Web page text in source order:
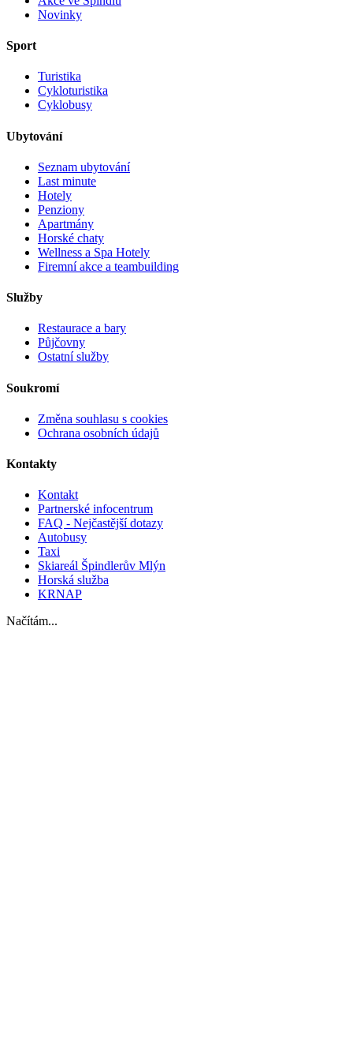
Novinky
Sport
Turistika
Cykloturistika
Cyklobusy
Ubytování
Seznam ubytování
Last minute
Hotely
Penziony
Apartmány
Horské chaty
Wellness a Spa Hotely
Firemní akce a teambuilding
Služby
Restaurace a bary
Půjčovny
Ostatní služby
Soukromí
Změna souhlasu s cookies
Ochrana osobních údajů
Kontakty
Kontakt
Partnerské infocentrum
FAQ - Nejčastější dotazy
Autobusy
Taxi
Skiareál Špindlerův Mlýn
Horská služba
KRNAP
Načítám...